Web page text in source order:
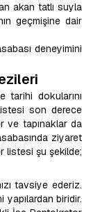
akan tatlı suyla
geçmişine dair
deneyimini
tarihi dokularını
son derece
ve tapınaklar da
ziyaret
listesi şu şekilde;
tavsiye ederiz.
yapılardan biridir.